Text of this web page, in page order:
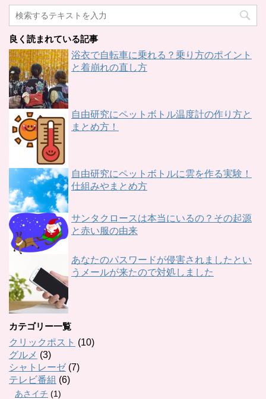
良く読まれている記事
浴衣で自転車に乗れる？乗り方のポイント
と着崩れの直し方
自由研究にペットボトル温度計の作り方と
まとめ方！
自由研究にペットボトルに雲を作る実験！
仕組みやまとめ方
サンタクロースは本当にいるの？その起源
と赤い服の由来
あなたのパスワードが侵害されましたとい
うメールが来たので対処しました
カテゴリー一覧
クリックポスト (10)
グルメ (3)
シャトレーゼ(7)
テレビ番組 (6)
あさイチ (1)